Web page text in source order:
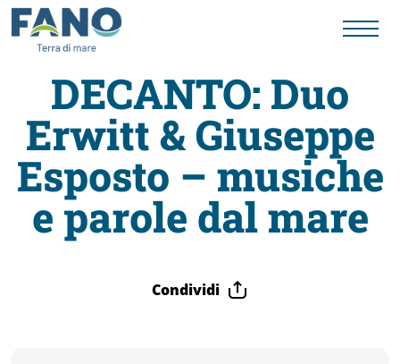
Fano
Visit
Card
DECANTO: Duo
Erwitt & Giuseppe
Esposto – musiche
e parole dal mare
Condividi